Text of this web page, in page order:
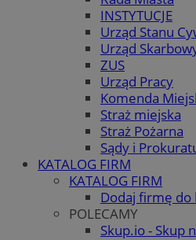
INSTYTUCJE
Urząd Stanu
Urząd
ZUS
Urząd Pracy
Komenda
Straż miejska
Straż Pożarna
Sądy i
KATALOG FIRM
KATALOG FIRM
Dodaj firmę do
POLECAMY
Skup.io - Skup